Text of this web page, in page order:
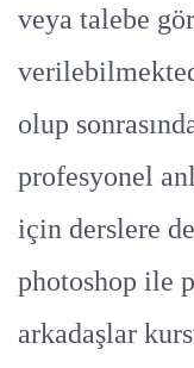
veya talebe
olup
profesyonel
için derslere
photoshop ile
arkadaşlar